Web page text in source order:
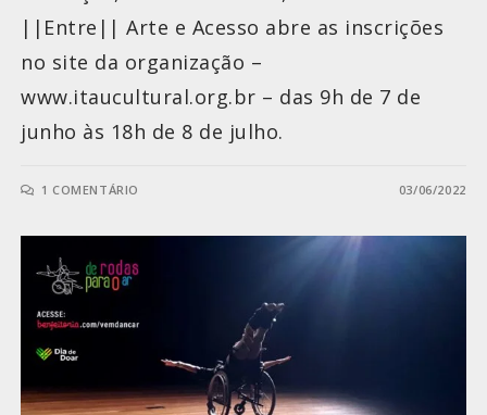
||Entre|| Arte e Acesso abre as inscrições
no site da organização –
www.itaucultural.org.br – das 9h de 7 de
junho às 18h de 8 de julho.
1 COMENTÁRIO 03/06/2022